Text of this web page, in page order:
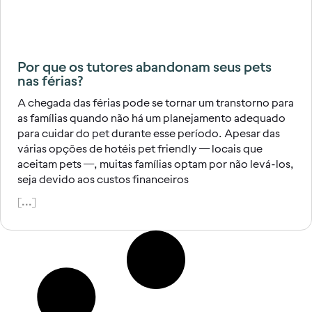
Por que os tutores abandonam seus pets
nas férias?
A chegada das férias pode se tornar um transtorno para
as famílias quando não há um planejamento adequado
para cuidar do pet durante esse período. Apesar das
várias opções de hotéis pet friendly — locais que
aceitam pets —, muitas famílias optam por não levá-los,
seja devido aos custos financeiros
[...]